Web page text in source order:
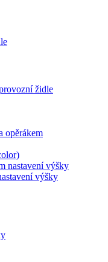
židle
opěrákem
nastavení výšky
výšky